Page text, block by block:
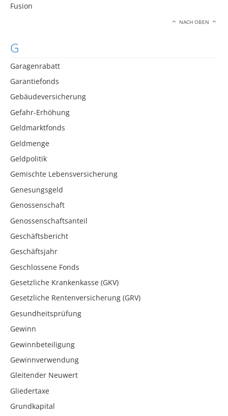
Fusion
NACH OBEN
G
Garagenrabatt
Garantiefonds
Gebäudeversicherung
Gefahr-Erhöhung
Geldmarktfonds
Geldmenge
Geldpolitik
Gemischte Lebensversicherung
Genesungsgeld
Genossenschaft
Genossenschaftsanteil
Geschäftsbericht
Geschäftsjahr
Geschlossene Fonds
Gesetzliche Krankenkasse (GKV)
Gesetzliche Rentenversicherung (GRV)
Gesundheitsprüfung
Gewinn
Gewinnbeteiligung
Gewinnverwendung
Gleitender Neuwert
Gliedertaxe
Grundkapital